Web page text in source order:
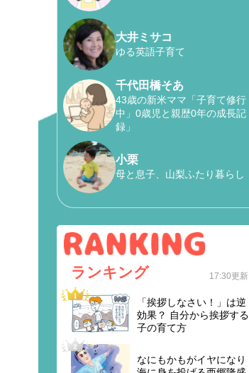
大井ミサコ
ゆる英語子育て
千代田橋そあ
43歳の新米ママ「子育て修行
中」0歳児と親歴0年の成長記
録」
小栗
母と息子、山梨ふたり暮らし
ランキング 17:30更新
「挨拶しなさい！」は逆
効果？ 自分から挨拶する
子の育て方
なにもかもがイヤになり